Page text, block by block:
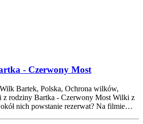
- Czerwony Most
Bartek, Polska, Ochrona wilków,
z rodziny Bartka - Czerwony Most Wilki z
nich powstanie rezerwat? Na filmie…